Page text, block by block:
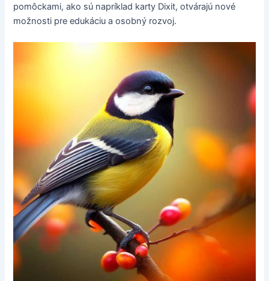
pomôckami, ako sú napríklad karty Dixit, otvárajú nové
možnosti pre edukáciu a osobný rozvoj.